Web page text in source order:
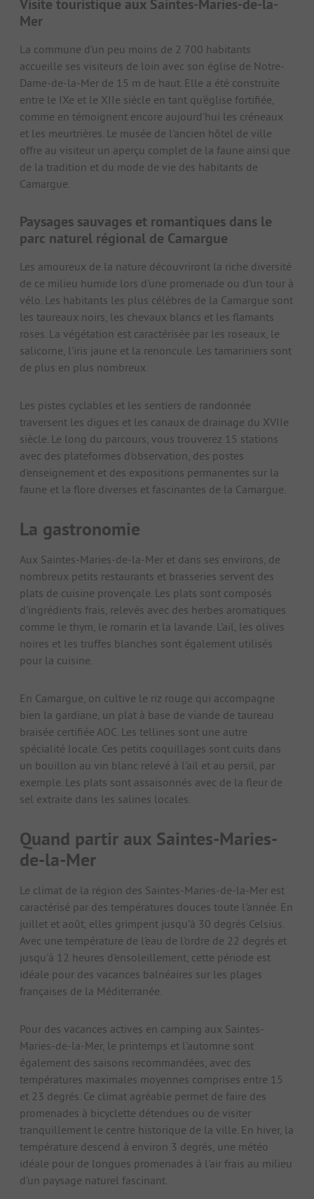
Visite touristique aux Saintes-Maries-de-la-
Mer
La commune d'un peu moins de 2 700 habitants
accueille ses visiteurs de loin avec son église de Notre-
Dame-de-la-Mer de 15 m de haut. Elle a été construite
entre le IXe et le XIIe siècle en tant qu'église fortifiée,
comme en témoignent encore aujourd'hui les créneaux
et les meurtrières. Le musée de l'ancien hôtel de ville
offre au visiteur un aperçu complet de la faune ainsi que
de la tradition et du mode de vie des habitants de
Camargue.
Paysages sauvages et romantiques dans le
parc naturel régional de Camargue
Les amoureux de la nature découvriront la riche diversité
de ce milieu humide lors d'une promenade ou d'un tour à
vélo. Les habitants les plus célèbres de la Camargue sont
les taureaux noirs, les chevaux blancs et les flamants
roses. La végétation est caractérisée par les roseaux, le
salicorne, l'iris jaune et la renoncule. Les tamariniers sont
de plus en plus nombreux.
Les pistes cyclables et les sentiers de randonnée
traversent les digues et les canaux de drainage du XVIIe
siècle. Le long du parcours, vous trouverez 15 stations
avec des plateformes d'observation, des postes
d'enseignement et des expositions permanentes sur la
faune et la flore diverses et fascinantes de la Camargue.
La gastronomie
Aux Saintes-Maries-de-la-Mer et dans ses environs, de
nombreux petits restaurants et brasseries servent des
plats de cuisine provençale. Les plats sont composés
d'ingrédients frais, relevés avec des herbes aromatiques
comme le thym, le romarin et la lavande. L'ail, les olives
noires et les truffes blanches sont également utilisés
pour la cuisine.
En Camargue, on cultive le riz rouge qui accompagne
bien la gardiane, un plat à base de viande de taureau
braisée certifiée AOC. Les tellines sont une autre
spécialité locale. Ces petits coquillages sont cuits dans
un bouillon au vin blanc relevé à l'ail et au persil, par
exemple. Les plats sont assaisonnés avec de la fleur de
sel extraite dans les salines locales.
Quand partir aux Saintes-Maries-
de-la-Mer
Le climat de la région des Saintes-Maries-de-la-Mer est
caractérisé par des températures douces toute l'année. En
juillet et août, elles grimpent jusqu'à 30 degrés Celsius.
Avec une température de l'eau de l'ordre de 22 degrés et
jusqu'à 12 heures d'ensoleillement, cette période est
idéale pour des vacances balnéaires sur les plages
françaises de la Méditerranée.
Pour des vacances actives en camping aux Saintes-
Maries-de-la-Mer, le printemps et l'automne sont
également des saisons recommandées, avec des
températures maximales moyennes comprises entre 15
et 23 degrés. Ce climat agréable permet de faire des
promenades à bicyclette détendues ou de visiter
tranquillement le centre historique de la ville. En hiver, la
température descend à environ 3 degrés, une météo
idéale pour de longues promenades à l'air frais au milieu
d'un paysage naturel fascinant.